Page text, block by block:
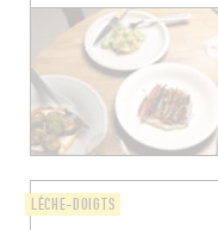
LÈCHE-DOIGTS